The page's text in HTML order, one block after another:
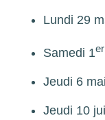
Lundi 29
Samedi 1er
Jeudi 6
Jeudi 10